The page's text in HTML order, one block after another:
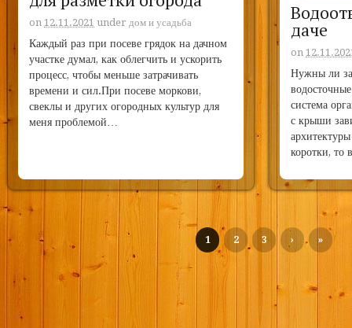
on12.11.2021 under дом и усадьба
Каждый раз при посеве грядок на дачном
участке думал, как облегчить и ускорить
процесс, чтобы меньше затрачивать
времени и сил.При посеве моркови,
свеклы и других огородных культур для
меня проблемой…
даче
on
Нужны ли
система
с крыши
коротки, то
1 2 3 › »